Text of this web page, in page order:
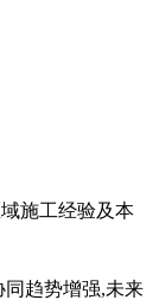
施工经验及本
趋势增强,未来